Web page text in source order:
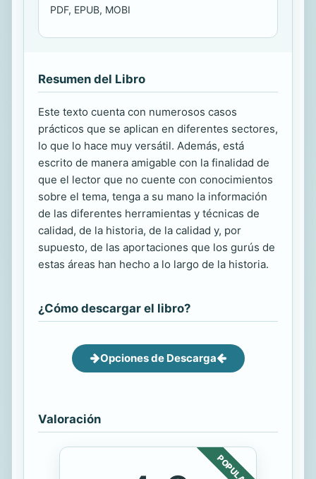
PDF, EPUB, MOBI
Resumen del Libro
Este texto cuenta con numerosos casos
prácticos que se aplican en diferentes sectores,
lo que lo hace muy versátil. Además, está
escrito de manera amigable con la finalidad de
que el lector que no cuente con conocimientos
sobre el tema, tenga a su mano la información
de las diferentes herramientas y técnicas de
calidad, de la historia, de la calidad y, por
supuesto, de las aportaciones que los gurús de
estas áreas han hecho a lo largo de la historia.
¿Cómo descargar el libro?
Opciones de Descarga
Valoración
POPULAR